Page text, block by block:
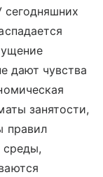
сегодняшних
дают чувства
занятости,
правил
среды,